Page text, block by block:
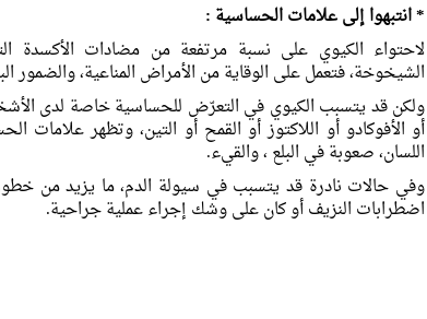
* انتبهوا إلى علامات الحساسية :
لاحتواء الكيوي على نسبة مرتفعة من مضادات الأكسدة
الشيخوخة، فتعمل على الوقاية من الأمراض المناعية، والضمور
ولكن قد يتسبب الكيوي في التعرّض للحساسية خاصة لدى
أو الأفوكادو أو اللاكتوز أو القمح أو التين، وتظهر
اللسان، صعوبة في البلع ، والقيء.
وفي حالات نادرة قد يتسبب في سيولة الدم، ما يزيد من
اضطرابات النزيف أو كان على وشك إجراء عملية جراحية.